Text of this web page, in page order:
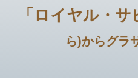
「ロイヤル・サ
ら)からグラ